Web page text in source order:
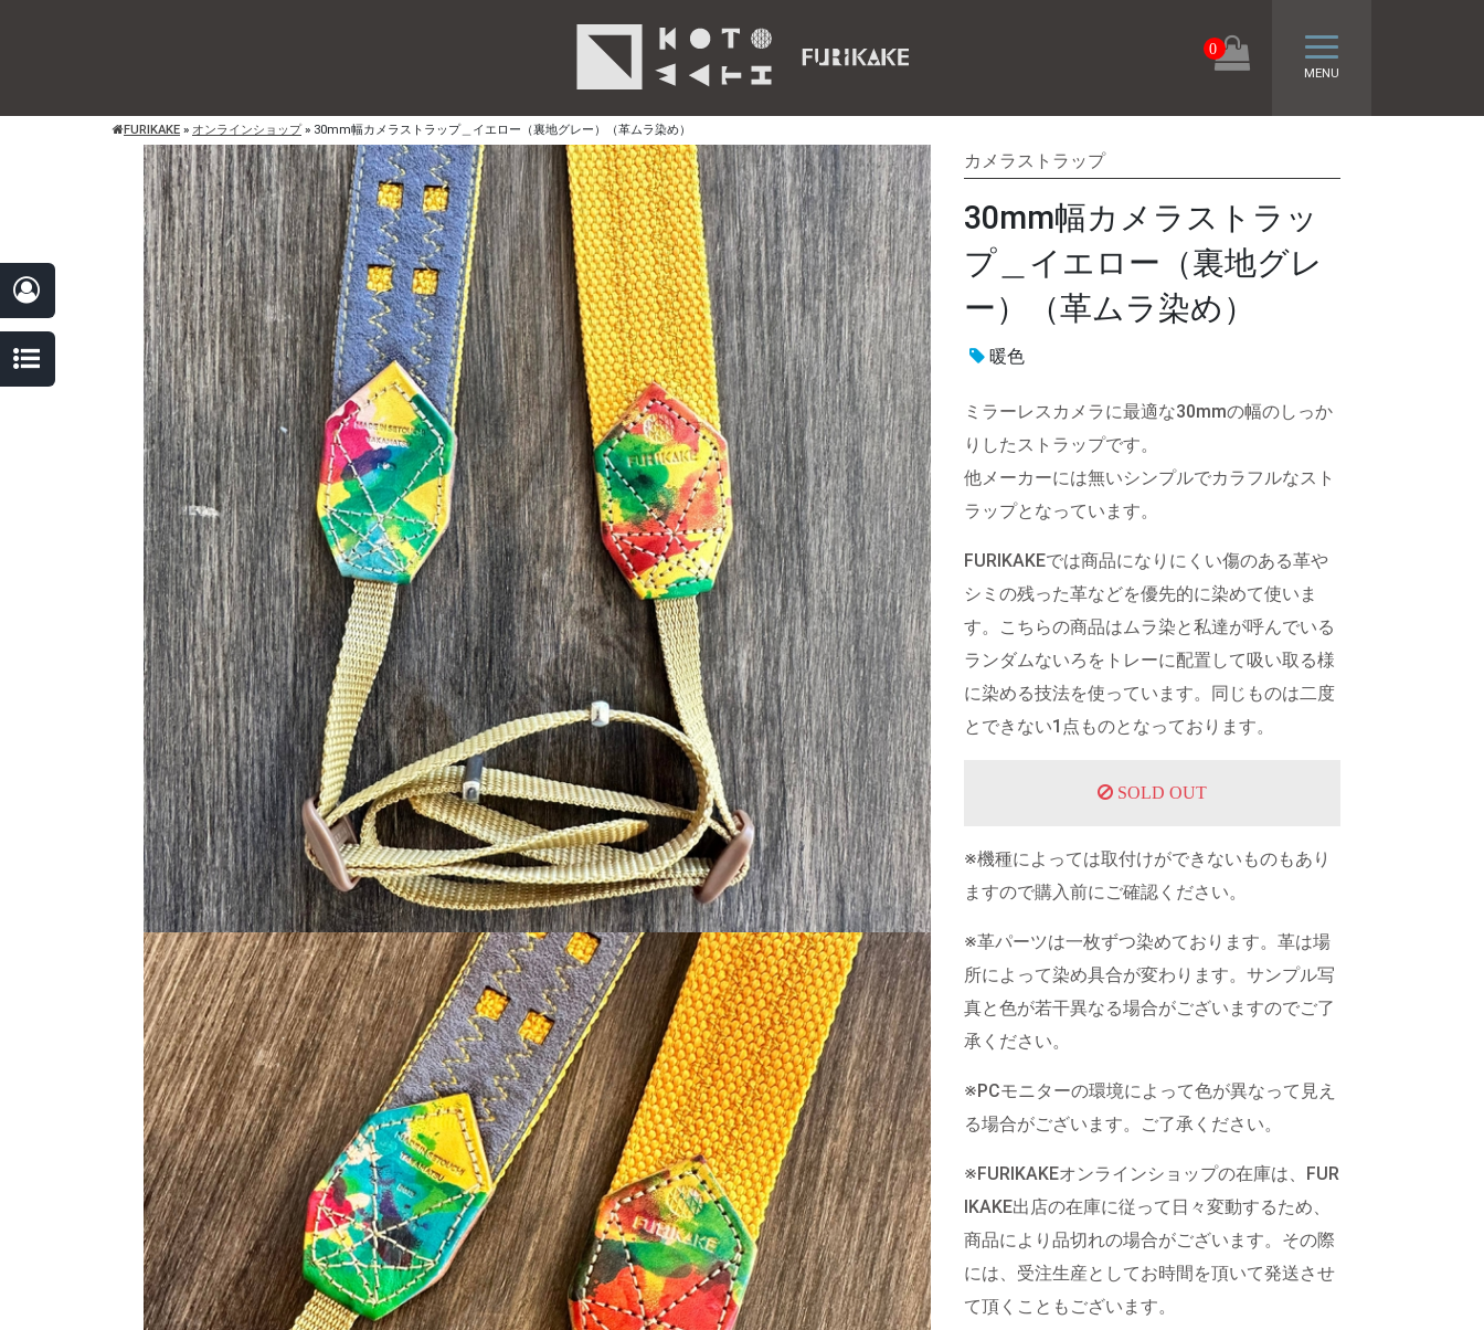
0 トグル ナビゲーシ
MENU
FURIKAKE » オンラインショップ» 30mm幅カメラストラップ＿イエロー（裏地グレー）（革ムラ染め）
カメラストラップ
30mm幅カメラストラッ
プ＿イエロー（裏地グレ
ー）（革ムラ染め）
暖色
ミラーレスカメラに最適な30mmの幅のしっか
りしたストラップです。
他メーカーには無いシンプルでカラフルなスト
ラップとなっています。
FURIKAKEでは商品になりにくい傷のある革や
シミの残った革などを優先的に染めて使いま
す。こちらの商品はムラ染と私達が呼んでいる
ランダムないろをトレーに配置して吸い取る様
に染める技法を使っています。同じものは二度
とできない1点ものとなっております。
SOLD OUT
※機種によっては取付けができないものもあり
ますので購入前にご確認ください。
※革パーツは一枚ずつ染めております。革は場
所によって染め具合が変わります。サンプル写
真と色が若干異なる場合がございますのでご了
承ください。
※PCモニターの環境によって色が異なって見え
る場合がございます。ご了承ください。
※FURIKAKEオンラインショップの在庫は、FUR
IKAKE出店の在庫に従って日々変動するため、
商品により品切れの場合がございます。その際
には、受注生産としてお時間を頂いて発送させ
て頂くこともございます。